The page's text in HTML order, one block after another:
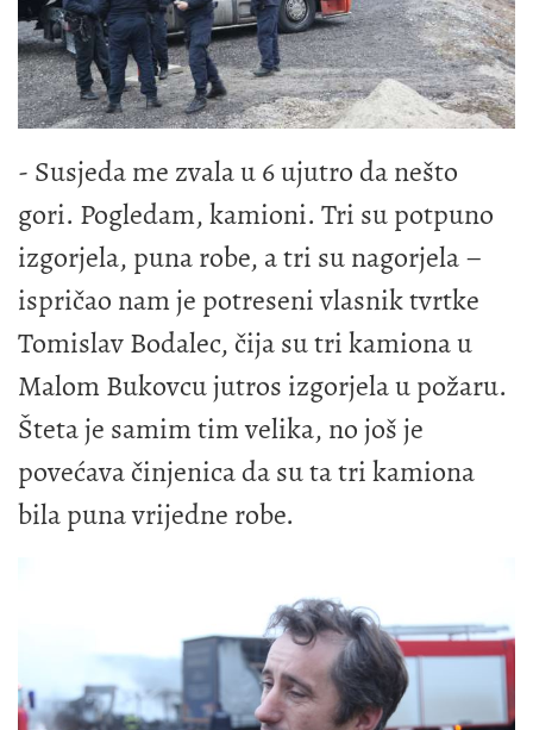
- Susjeda me zvala u 6 ujutro da nešto
gori. Pogledam, kamioni. Tri su potpuno
izgorjela, puna robe, a tri su nagorjela –
ispričao nam je potreseni vlasnik tvrtke
Tomislav Bodalec, čija su tri kamiona u
Malom Bukovcu jutros izgorjela u požaru.
Šteta je samim tim velika, no još je
povećava činjenica da su ta tri kamiona
bila puna vrijedne robe.